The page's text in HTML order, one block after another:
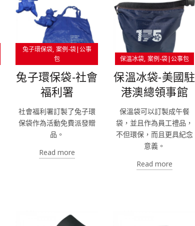
兔子環保袋 案例-袋|公事
包
兔子環保袋-社會
福利署
社會福利署訂製了兔子環
保袋作為活動免費派發贈
品。
Read more
保溫冰袋 案例-袋|公事包
保溫冰袋-美國駐
港澳總領事館
保溫袋可以訂製成午餐
袋，並且作為員工禮品，
不但環保，而且更具紀念
意義。
Read more